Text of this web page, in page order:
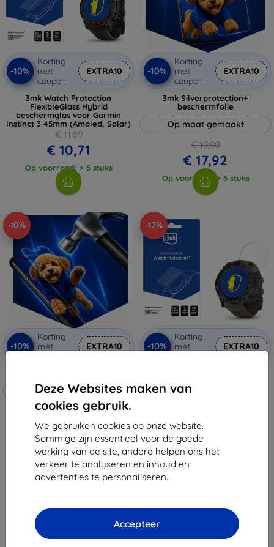
Deze Websites maken van
cookies gebruik.
We gebruiken cookies op onze website.
Sommige zijn essentieel voor de goede
werking van de site, andere helpen ons het
verkeer te analyseren en inhoud en
advertenties te personaliseren.
Accepteer
-10%
Korting
met
coupon
EXTRA10
3mk Watch Protection
FlexibleGlass Hybrid
beschermglas voor Garmin
Instinct 3 45mm (Amoled, Solar)
€ 11,89
€ 10,71
Op voorraad: > 5 stuks
-10%
Korting
met
coupon
EXTRA10
3mk Silverprotection+
beschermfolie
Op maat gemaakt
€ 19,90
€ 17,92
Op voorraad: > 5 stuks
-10%
-10%
Korting
met
EXTRA10
Op maat gemaakt
€ 20,90
€ 18,80
Op voorraad: 3 stuks
-17%
-10%
Korting
met
EXTRA10
beschermglas voor Garmin
€ 9,81
Laatste item op voorraad
Van totaal
«